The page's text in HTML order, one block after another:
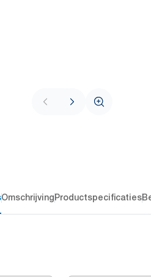
OmschrijvingProductspecificaties